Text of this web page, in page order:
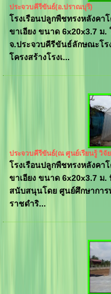
ประจวบคีรีขันธ์(อ.ปราณบุรี)
โรงเรือนปลูกพืชทรงหลังคา
ขาเอียง ขนาด 6x20x3.7 ม
จ.ประจวบคีรีขันธ์ลักษณะโร
โครงสร้างโรงเ...
ประจวบคีรีขันธ์(ณ ศูนย์เรียนรู้ วิจั
โรงเรือนปลูกพืชทรงหลังคา
ขาเอียง ขนาด 6x20x3.7 ม
สนับสนุนโดย ศูนย์ศึกษาการ
ราชดำริ...